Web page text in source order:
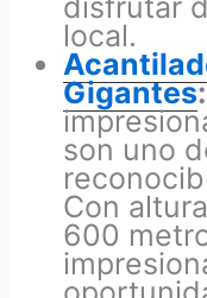
disfrutar
local.
Gigantes:
son uno
Con
600